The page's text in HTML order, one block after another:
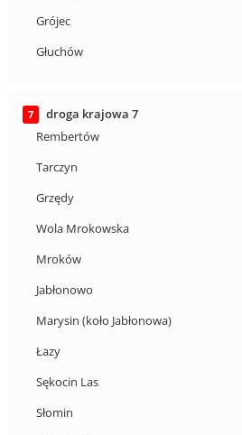
Grójec
Głuchów
7
droga krajowa 7
Rembertów
Tarczyn
Grzędy
Wola Mrokowska
Mroków
Jabłonowo
Marysin (koło Jabłonowa)
Łazy
Sękocin Las
Słomin